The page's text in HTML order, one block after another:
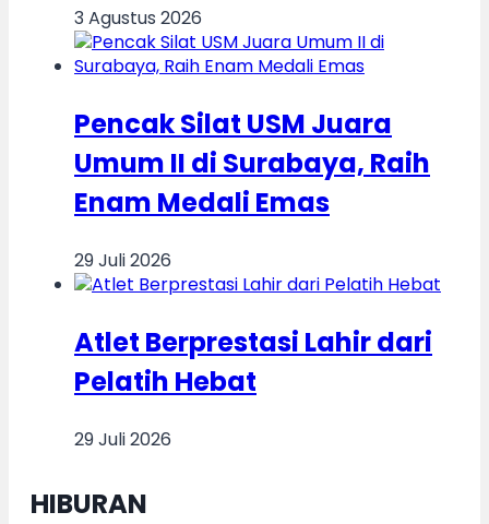
3 Agustus 2026
Pencak Silat USM Juara
Umum II di Surabaya, Raih
Enam Medali Emas
29 Juli 2026
Atlet Berprestasi Lahir dari
Pelatih Hebat
29 Juli 2026
HIBURAN